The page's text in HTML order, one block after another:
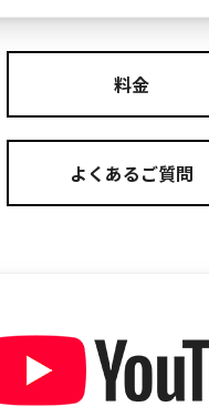
料金
よくあるご質問